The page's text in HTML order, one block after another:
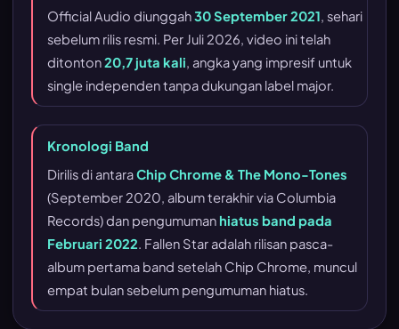
Official Audio diunggah30 September 2021, sehari
sebelum rilis resmi. Per Juli 2026, video ini telah
ditonton20,7 juta kali, angka yang impresif untuk
single independen tanpa dukungan label major.
Kronologi Band
Dirilis di antaraChip Chrome & The Mono-Tones
(September 2020, album terakhir via Columbia
Records) dan pengumuman hiatus band pada
Februari 2022. Fallen Star adalah rilisan pasca-
album pertama band setelah Chip Chrome, muncul
empat bulan sebelum pengumuman hiatus.